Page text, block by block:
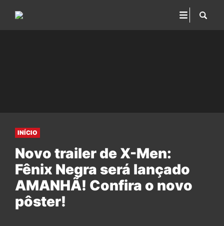
INÍCIO
Novo trailer de X-Men:
Fênix Negra será lançado
AMANHÃ! Confira o novo
pôster!